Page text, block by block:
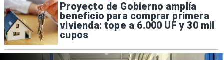
Proyecto de Gobierno amplía
beneficio para comprar primera
vivienda: tope a 6.000 UF y 30 mil
cupos